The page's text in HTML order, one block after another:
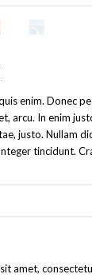
enim. Donec
arcu. In enim
justo. Nullam
tincidunt.
amet,